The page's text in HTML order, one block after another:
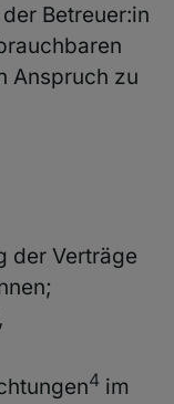
Betreuer:in
Anspruch zu
der Verträge
4 im